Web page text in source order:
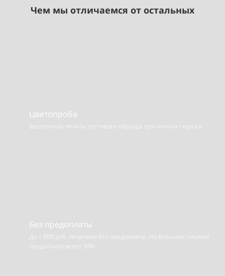
Чем мы отличаемся от остальных
Цветопроба
Бесплатная печать тестового образца при печати тиража.
Без предоплаты
До 1 000 руб. печатаем без предоплаты. На большие тиражи
предоплата всего 30%